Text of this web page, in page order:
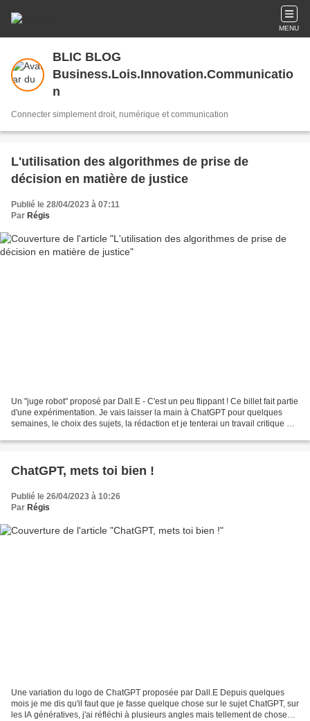
MENU
BLIC BLOG
Business.Lois.Innovation.Communicatio
n
Connecter simplement droit, numérique et communication
L'utilisation des algorithmes de prise de
décision en matière de justice
Publié le 28/04/2023 à 07:11
Par Régis
Un "juge robot" proposé par Dall.E - C'est un peu flippant ! Ce billet fait partie
d'une expérimentation. Je vais laisser la main à ChatGPT pour quelques
semaines, le choix des sujets, la rédaction et je tenterai un travail critique de
ChatGPT, mets toi bien !
Publié le 26/04/2023 à 10:26
Par Régis
Une variation du logo de ChatGPT proposée par Dall.E Depuis quelques
mois je me dis qu'il faut que je fasse quelque chose sur le sujet ChatGPT, sur
les IA génératives, j'ai réfléchi à plusieurs angles mais tellement de choses